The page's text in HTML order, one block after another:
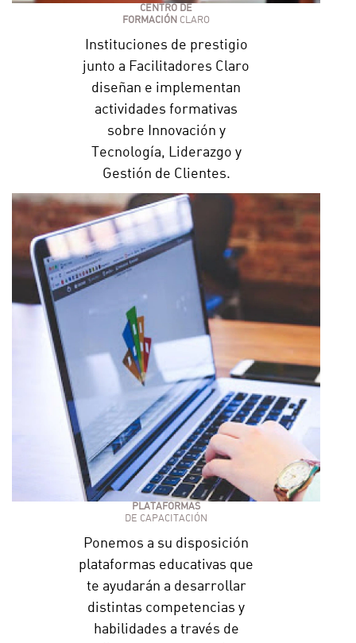
CENTRO DE
FORMACIÓN CLARO
Instituciones de prestigio
junto a Facilitadores Claro
diseñan e implementan
actividades formativas
sobre Innovación y
Tecnología, Liderazgo y
Gestión de Clientes.
PLATAFORMAS
DE CAPACITACIÓN
Ponemos a su disposición
plataformas educativas que
te ayudarán a desarrollar
distintas competencias y
habilidades a través de